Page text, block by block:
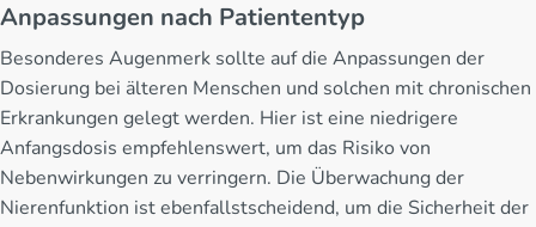
Anpassungen nach Patiententyp
Besonderes Augenmerk sollte auf die Anpassungen der
Dosierung bei älteren Menschen und solchen mit chronischen
Erkrankungen gelegt werden. Hier ist eine niedrigere
Anfangsdosis empfehlenswert, um das Risiko von
Nebenwirkungen zu verringern. Die Überwachung der
Nierenfunktion ist ebenfallstscheidend, um die Sicherheit der